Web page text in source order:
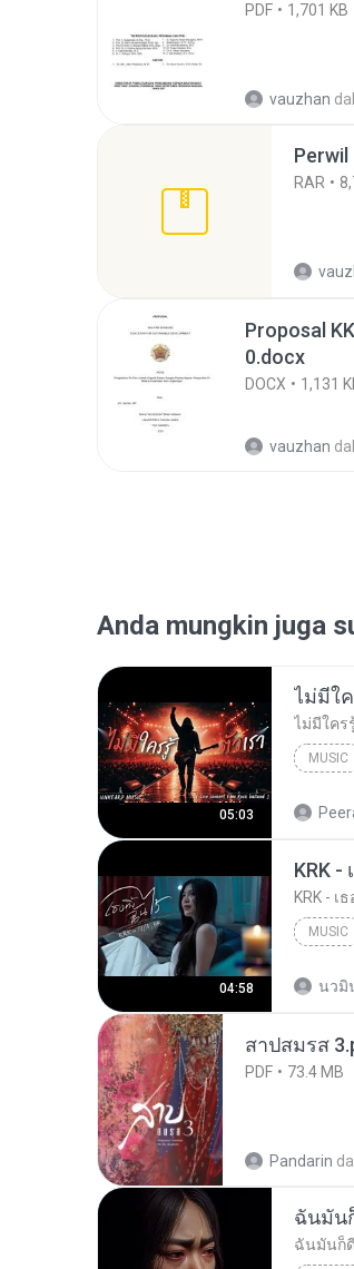
PDF 1,701 KB
vauzhan
Perwil
RAR
Proposal
0.docx
DOCX 1,131
vauzhan
Anda mungkin juga
05:03
MUSIC
04:58
KRK -
KRK - เ
MUSIC
นวมิ
สาปสมรส
PDF 73.4 MB
Pandarin
ฉันมัน
ฉันมันก็